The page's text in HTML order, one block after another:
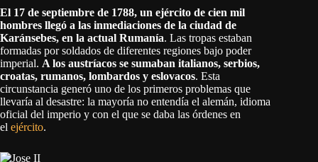
El 17 de septiembre de 1788, un ejército de cien mil
hombres llegó a las inmediaciones de la ciudad de
Karánsebes, en la actual Rumanía. Las tropas estaban
formadas por soldados de diferentes regiones bajo poder
imperial. A los austríacos se sumaban italianos, serbios,
croatas, rumanos, lombardos y eslovacos. Esta
circunstancia generó uno de los primeros problemas que
llevaría al desastre: la mayoría no entendía el alemán, idioma
oficial del imperio y con el que se daba las órdenes en
el ejército.